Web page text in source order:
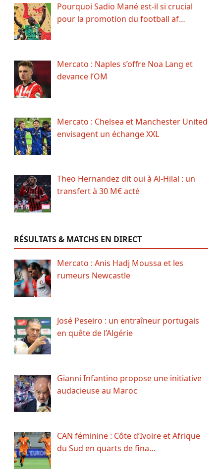
Pourquoi Sadio Mané est-il si crucial
pour la promotion du football af…
Mercato : Naples s’offre Noa Lang et
devance l’OM
Mercato : Chelsea et Manchester United
envisagent un échange XXL
Theo Hernandez dit oui à Al-Hilal : un
transfert à 30 M€ acté
RÉSULTATS & MATCHS EN DIRECT
Mercato : Anis Hadj Moussa et les
rumeurs Newcastle
José Peseiro : un entraîneur portugais
en quête de l’Algérie
Gianni Infantino propose une initiative
audacieuse au Maroc
CAN féminine : Côte d’Ivoire et Afrique
du Sud en quarts de fina…